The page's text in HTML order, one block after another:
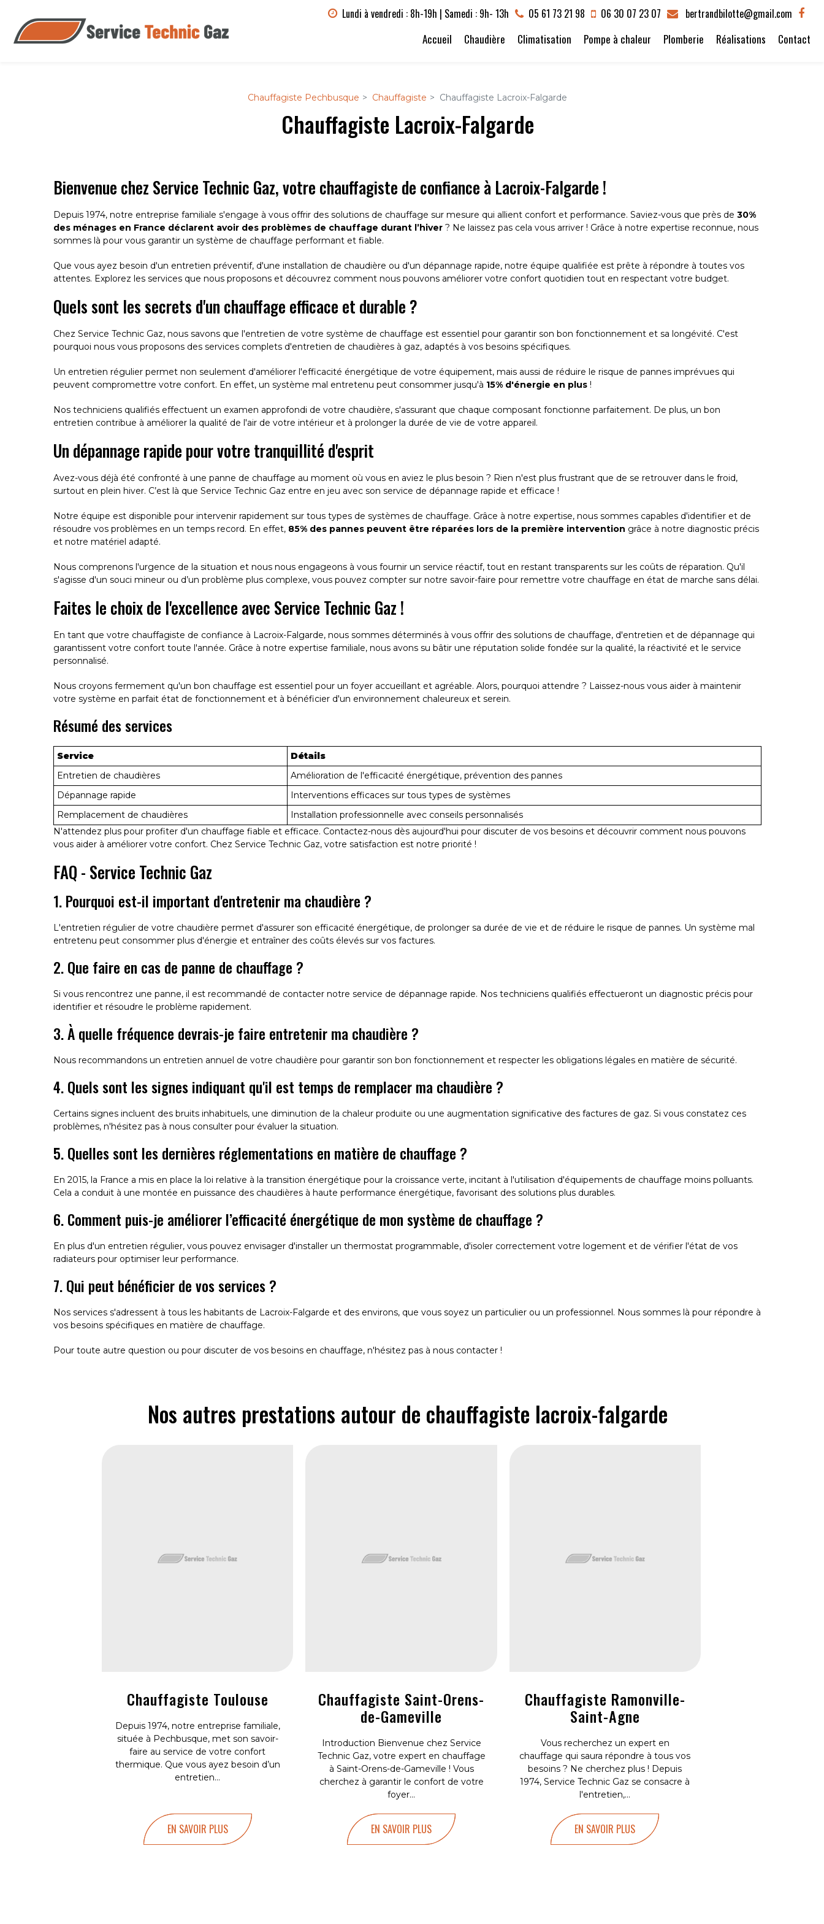
Lundi à vendredi : 8h-19h | Samedi : 9h- 13h 05 61 73 21 98 06 30 07 23 07 bertrandbilotte@gmail.com
Accueil Chaudière Climatisation Pompe à chaleur Plomberie Réalisations Contact
Chauffagiste Pechbusque Chauffagiste Chauffagiste Lacroix-Falgarde
Chauffagiste Lacroix-Falgarde
Bienvenue chez Service Technic Gaz, votre chauffagiste de confiance à Lacroix-Falgarde !
Depuis 1974, notre entreprise familiale s'engage à vous offrir des solutions de chauffage sur mesure qui allient confort et performance. Saviez-vous que près de 30%
des ménages en France déclarent avoir des problèmes de chauffage durant l’hiver ? Ne laissez pas cela vous arriver ! Grâce à notre expertise reconnue, nous
sommes là pour vous garantir un système de chauffage performant et fiable.
Que vous ayez besoin d'un entretien préventif, d'une installation de chaudière ou d'un dépannage rapide, notre équipe qualifiée est prête à répondre à toutes vos
attentes. Explorez les services que nous proposons et découvrez comment nous pouvons améliorer votre confort quotidien tout en respectant votre budget.
Quels sont les secrets d'un chauffage efficace et durable ?
Chez Service Technic Gaz, nous savons que l'entretien de votre système de chauffage est essentiel pour garantir son bon fonctionnement et sa longévité. C'est
pourquoi nous vous proposons des services complets d'entretien de chaudières à gaz, adaptés à vos besoins spécifiques.
Un entretien régulier permet non seulement d'améliorer l'efficacité énergétique de votre équipement, mais aussi de réduire le risque de pannes imprévues qui
peuvent compromettre votre confort. En effet, un système mal entretenu peut consommer jusqu'à 15% d'énergie en plus !
Nos techniciens qualifiés effectuent un examen approfondi de votre chaudière, s'assurant que chaque composant fonctionne parfaitement. De plus, un bon
entretien contribue à améliorer la qualité de l'air de votre intérieur et à prolonger la durée de vie de votre appareil.
Un dépannage rapide pour votre tranquillité d'esprit
Avez-vous déjà été confronté à une panne de chauffage au moment où vous en aviez le plus besoin ? Rien n'est plus frustrant que de se retrouver dans le froid,
surtout en plein hiver. C’est là que Service Technic Gaz entre en jeu avec son service de dépannage rapide et efficace !
Notre équipe est disponible pour intervenir rapidement sur tous types de systèmes de chauffage. Grâce à notre expertise, nous sommes capables d'identifier et de
résoudre vos problèmes en un temps record. En effet, 85% des pannes peuvent être réparées lors de la première intervention grâce à notre diagnostic précis
et notre matériel adapté.
Nous comprenons l'urgence de la situation et nous nous engageons à vous fournir un service réactif, tout en restant transparents sur les coûts de réparation. Qu'il
s'agisse d'un souci mineur ou d’un problème plus complexe, vous pouvez compter sur notre savoir-faire pour remettre votre chauffage en état de marche sans délai.
Faites le choix de l'excellence avec Service Technic Gaz !
En tant que votre chauffagiste de confiance à Lacroix-Falgarde, nous sommes déterminés à vous offrir des solutions de chauffage, d'entretien et de dépannage qui
garantissent votre confort toute l'année. Grâce à notre expertise familiale, nous avons su bâtir une réputation solide fondée sur la qualité, la réactivité et le service
personnalisé.
Nous croyons fermement qu'un bon chauffage est essentiel pour un foyer accueillant et agréable. Alors, pourquoi attendre ? Laissez-nous vous aider à maintenir
votre système en parfait état de fonctionnement et à bénéficier d'un environnement chaleureux et serein.
Résumé des services
Service
Détails
Entretien de chaudières
Amélioration de l'efficacité énergétique, prévention des pannes
Dépannage rapide
Interventions efficaces sur tous types de systèmes
Remplacement de chaudières
Installation professionnelle avec conseils personnalisés
N'attendez plus pour profiter d'un chauffage fiable et efficace. Contactez-nous dès aujourd'hui pour discuter de vos besoins et découvrir comment nous pouvons
vous aider à améliorer votre confort. Chez Service Technic Gaz, votre satisfaction est notre priorité !
FAQ - Service Technic Gaz
1. Pourquoi est-il important d'entretenir ma chaudière ?
L'entretien régulier de votre chaudière permet d'assurer son efficacité énergétique, de prolonger sa durée de vie et de réduire le risque de pannes. Un système mal
entretenu peut consommer plus d'énergie et entraîner des coûts élevés sur vos factures.
2. Que faire en cas de panne de chauffage ?
Si vous rencontrez une panne, il est recommandé de contacter notre service de dépannage rapide. Nos techniciens qualifiés effectueront un diagnostic précis pour
identifier et résoudre le problème rapidement.
3. À quelle fréquence devrais-je faire entretenir ma chaudière ?
Nous recommandons un entretien annuel de votre chaudière pour garantir son bon fonctionnement et respecter les obligations légales en matière de sécurité.
4. Quels sont les signes indiquant qu'il est temps de remplacer ma chaudière ?
Certains signes incluent des bruits inhabituels, une diminution de la chaleur produite ou une augmentation significative des factures de gaz. Si vous constatez ces
problèmes, n'hésitez pas à nous consulter pour évaluer la situation.
5. Quelles sont les dernières réglementations en matière de chauffage ?
En 2015, la France a mis en place la loi relative à la transition énergétique pour la croissance verte, incitant à l'utilisation d'équipements de chauffage moins polluants.
Cela a conduit à une montée en puissance des chaudières à haute performance énergétique, favorisant des solutions plus durables.
6. Comment puis-je améliorer l’efficacité énergétique de mon système de chauffage ?
En plus d'un entretien régulier, vous pouvez envisager d'installer un thermostat programmable, d'isoler correctement votre logement et de vérifier l'état de vos
radiateurs pour optimiser leur performance.
7. Qui peut bénéficier de vos services ?
Nos services s'adressent à tous les habitants de Lacroix-Falgarde et des environs, que vous soyez un particulier ou un professionnel. Nous sommes là pour répondre à
vos besoins spécifiques en matière de chauffage.
Pour toute autre question ou pour discuter de vos besoins en chauffage, n'hésitez pas à nous contacter !
Nos autres prestations autour de chauffagiste lacroix-falgarde
Chauffagiste Toulouse
Depuis 1974, notre entreprise familiale,
située à Pechbusque, met son savoir-
faire au service de votre confort
thermique. Que vous ayez besoin d’un
entretien...
EN SAVOIR PLUS
Chauffagiste Saint-Orens-
de-Gameville
Introduction Bienvenue chez Service
Technic Gaz, votre expert en chauffage
à Saint-Orens-de-Gameville ! Vous
cherchez à garantir le confort de votre
foyer...
EN SAVOIR PLUS
Chauffagiste Ramonville-
Saint-Agne
Vous recherchez un expert en
chauffage qui saura répondre à tous vos
besoins ? Ne cherchez plus ! Depuis
1974, Service Technic Gaz se consacre à
l'entretien,...
EN SAVOIR PLUS